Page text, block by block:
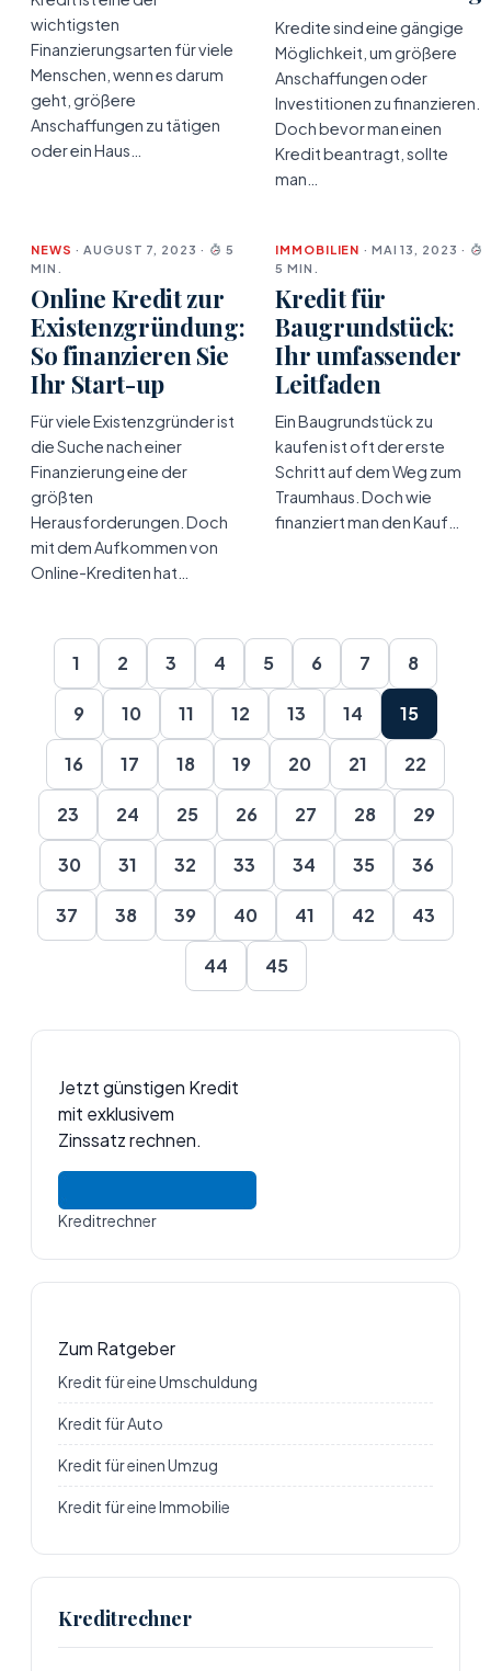
wichtigsten
Finanzierungsarten für viele
Menschen, wenn es darum
geht, größere
Anschaffungen zu tätigen
oder ein Haus…
Kredite sind eine gängige
Möglichkeit, um größere
Anschaffungen oder
Investitionen zu finanzieren.
Doch bevor man einen
Kredit beantragt, sollte
man…
NEWS · AUGUST 7, 2023 ·
5
MIN.
Online Kredit zur
Existenzgründung:
So finanzieren Sie
Ihr Start-up
Für viele Existenzgründer ist
die Suche nach einer
Finanzierung eine der
größten
Herausforderungen. Doch
mit dem Aufkommen von
Online-Krediten hat…
IMMOBILIEN · MAI 13, 2023 ·
5 MIN.
Kredit für
Baugrundstück:
Ihr umfassender
Leitfaden
Ein Baugrundstück zu
kaufen ist oft der erste
Schritt auf dem Weg zum
Traumhaus. Doch wie
finanziert man den Kauf…
1 2 3 4 5 6 7 8
9 10 11 12 13 14 15
16 17 18 19 20 21 22
23 24 25 26 27 28 29
30 31 32 33 34 35 36
37 38 39 40 41 42 43
44 45
Jetzt günstigen Kredit
mit exklusivem
Zinssatz rechnen.
Kreditrechner
Zum Ratgeber
Kredit für eine Umschuldung
Kredit für Auto
Kredit für einen Umzug
Kredit für eine Immobilie
Kreditrechner